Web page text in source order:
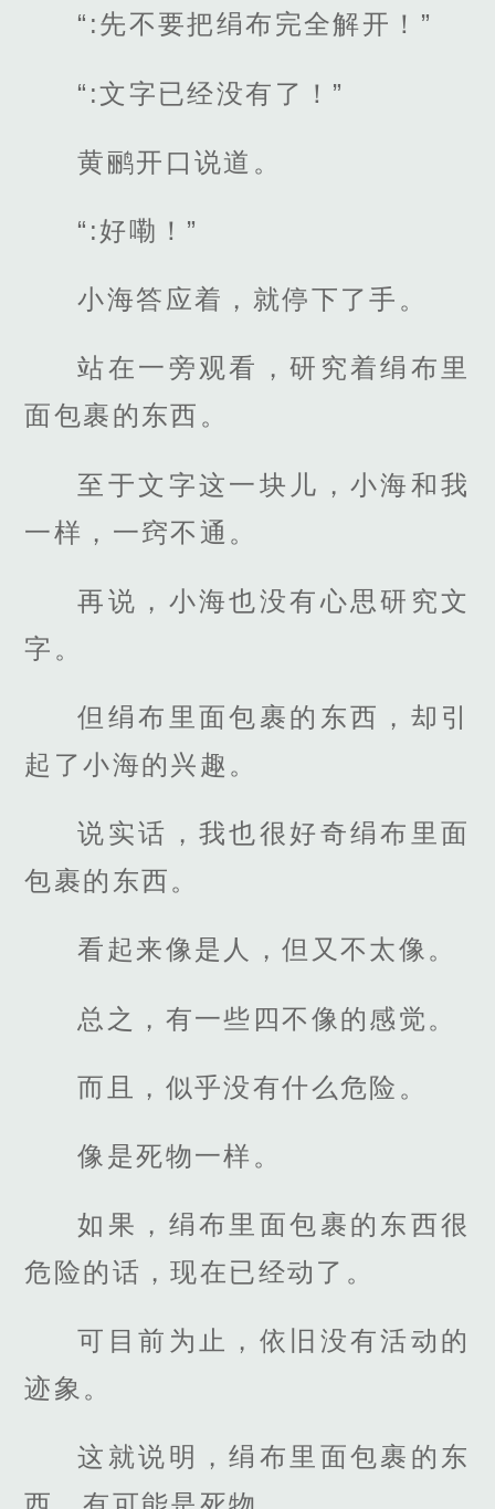
“:先不要把绢布完全解开！”
“:文字已经没有了！”
黄鹂开口说道。
“:好嘞！”
小海答应着，就停下了手。
站在一旁观看，研究着绢布里
面包裹的东西。
至于文字这一块儿，小海和我
一样，一窍不通。
再说，小海也没有心思研究文
字。
但绢布里面包裹的东西，却引
起了小海的兴趣。
说实话，我也很好奇绢布里面
包裹的东西。
看起来像是人，但又不太像。
总之，有一些四不像的感觉。
而且，似乎没有什么危险。
像是死物一样。
如果，绢布里面包裹的东西很
危险的话，现在已经动了。
可目前为止，依旧没有活动的
迹象。
这就说明，绢布里面包裹的东